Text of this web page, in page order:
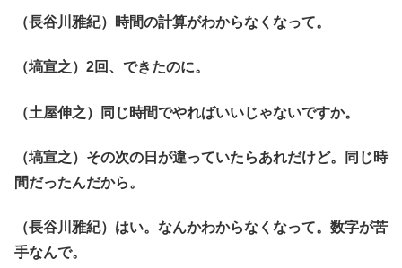
（長谷川雅紀）時間の計算がわからなくなって。
（塙宣之）2回、できたのに。
（土屋伸之）同じ時間でやればいいじゃないですか。
（塙宣之）その次の日が違っていたらあれだけど。同じ時
間だったんだから。
（長谷川雅紀）はい。なんかわからなくなって。数字が苦
手なんで。